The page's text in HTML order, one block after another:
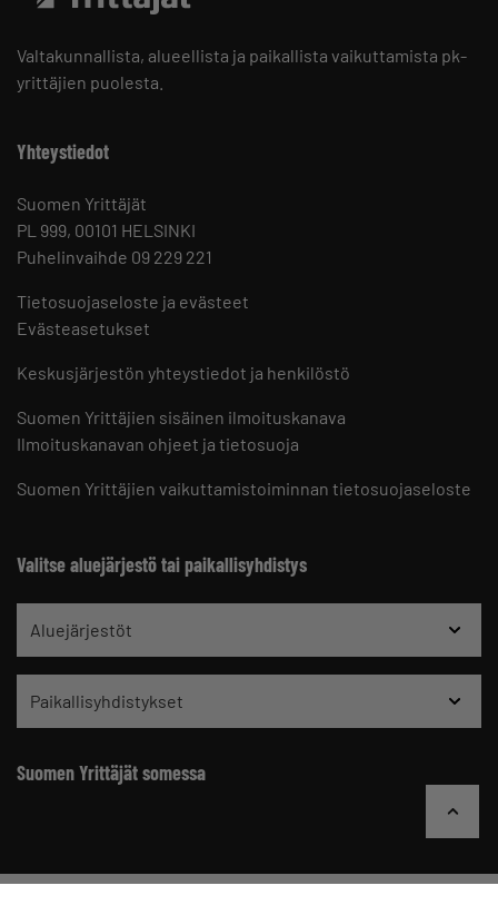
Valtakunnallista, alueellista ja paikallista vaikuttamista pk-
yrittäjien puolesta.
Yhteystiedot
Suomen Yrittäjät
PL 999, 00101 HELSINKI
Puhelinvaihde 09 229 221
Tietosuojaseloste ja evästeet
Evästeasetukset
Keskusjärjestön yhteystiedot ja henkilöstö
Suomen Yrittäjien sisäinen ilmoituskanava
Ilmoituskanavan ohjeet ja tietosuoja
Suomen Yrittäjien vaikuttamistoiminnan tietosuojaseloste
Valitse aluejärjestö tai paikallisyhdistys
Aluejärjestöt
Paikallisyhdistykset
Suomen Yrittäjät somessa